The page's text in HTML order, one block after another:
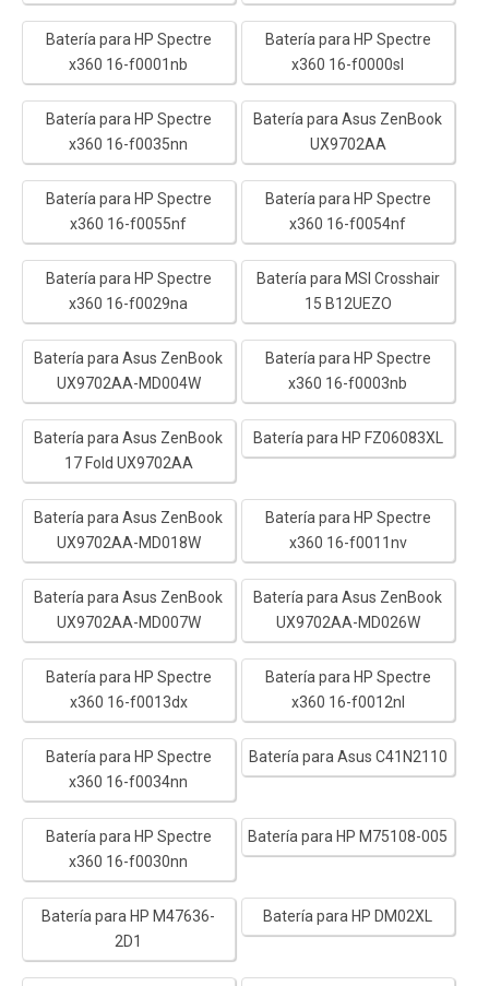
Batería para HP Spectre
x360 16-f0001nb
Batería para HP Spectre
x360 16-f0000sl
Batería para HP Spectre
x360 16-f0035nn
Batería para Asus ZenBook
UX9702AA
Batería para HP Spectre
x360 16-f0055nf
Batería para HP Spectre
x360 16-f0054nf
Batería para HP Spectre
x360 16-f0029na
Batería para MSI Crosshair
15 B12UEZO
Batería para Asus ZenBook
UX9702AA-MD004W
Batería para HP Spectre
x360 16-f0003nb
Batería para Asus ZenBook
17 Fold UX9702AA
Batería para HP FZ06083XL
Batería para Asus ZenBook
UX9702AA-MD018W
Batería para HP Spectre
x360 16-f0011nv
Batería para Asus ZenBook
UX9702AA-MD007W
Batería para Asus ZenBook
UX9702AA-MD026W
Batería para HP Spectre
x360 16-f0013dx
Batería para HP Spectre
x360 16-f0012nl
Batería para HP Spectre
x360 16-f0034nn
Batería para Asus C41N2110
Batería para HP Spectre
x360 16-f0030nn
Batería para HP M75108-005
Batería para HP M47636-
2D1
Batería para HP DM02XL